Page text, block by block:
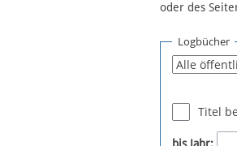
oder des
Logbücher
Titel